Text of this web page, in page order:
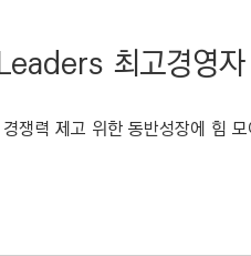
최고경영자
쟁력 제고 위한 동반성장에 힘